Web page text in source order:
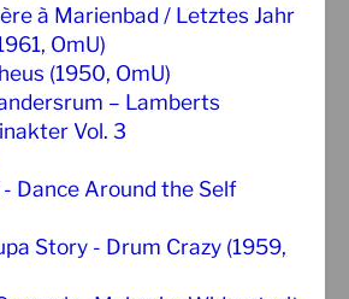
à Marienbad / Letztes Jahr
OmU)
(1950, OmU)
– Lamberts
Vol. 3
Dance Around the Self
Story - Drum Crazy (1959,